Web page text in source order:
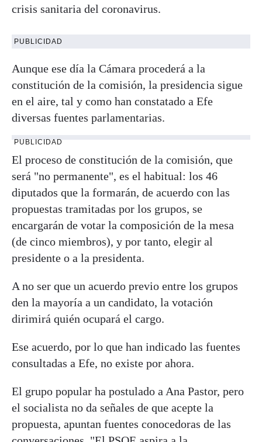
crisis sanitaria del coronavirus.
PUBLICIDAD
Aunque ese día la Cámara procederá a la
constitución de la comisión, la presidencia sigue
en el aire, tal y como han constatado a Efe
diversas fuentes parlamentarias.
PUBLICIDAD
El proceso de constitución de la comisión, que
será "no permanente", es el habitual: los 46
diputados que la formarán, de acuerdo con las
propuestas tramitadas por los grupos, se
encargarán de votar la composición de la mesa
(de cinco miembros), y por tanto, elegir al
presidente o a la presidenta.
A no ser que un acuerdo previo entre los grupos
den la mayoría a un candidato, la votación
dirimirá quién ocupará el cargo.
Ese acuerdo, por lo que han indicado las fuentes
consultadas a Efe, no existe por ahora.
El grupo popular ha postulado a Ana Pastor, pero
el socialista no da señales de que acepte la
propuesta, apuntan fuentes conocedoras de las